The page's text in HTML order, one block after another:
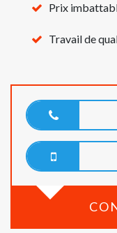
Prix
Travail de